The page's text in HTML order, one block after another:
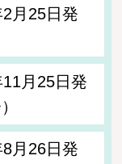
月25日発
月25日発
月26日発